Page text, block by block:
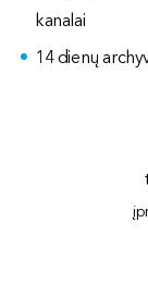
kanalai
14 dienų